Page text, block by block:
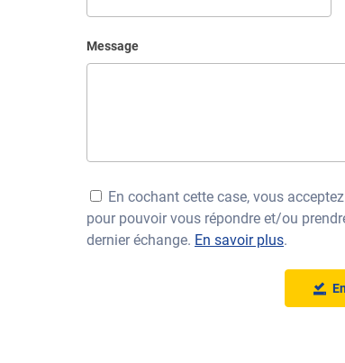
Message
En cochant cette case, vous
pour pouvoir vous répondre et/ou
dernier échange. En savoir plus.